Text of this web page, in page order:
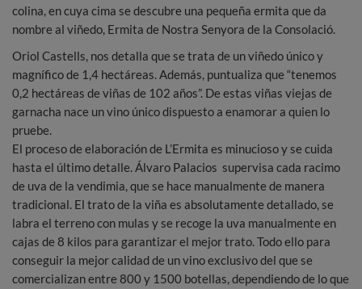
colina, en cuya cima se descubre una pequeña ermita que da
nombre al viñedo, Ermita de Nostra Senyora de la Consolació.
Oriol Castells, nos detalla que se trata de un viñedo único y
magnífico de 1,4 hectáreas. Además, puntualiza que “tenemos
0,2 hectáreas de viñas de 102 años”. De estas viñas viejas de
garnacha nace un vino único dispuesto a enamorar a quien lo
pruebe.
El proceso de elaboración de L’Ermita es minucioso y se cuida
hasta el último detalle. Álvaro Palacios supervisa cada racimo
de uva de la vendimia, que se hace manualmente de manera
tradicional. El trato de la viña es absolutamente detallado, se
labra el terreno con mulas y se recoge la uva manualmente en
cajas de 8 kilos para garantizar el mejor trato. Todo ello para
conseguir la mejor calidad de un vino exclusivo del que se
comercializan entre 800 y 1500 botellas, dependiendo de lo que